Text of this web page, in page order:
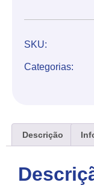
SKU:
Categorias:
Descrição